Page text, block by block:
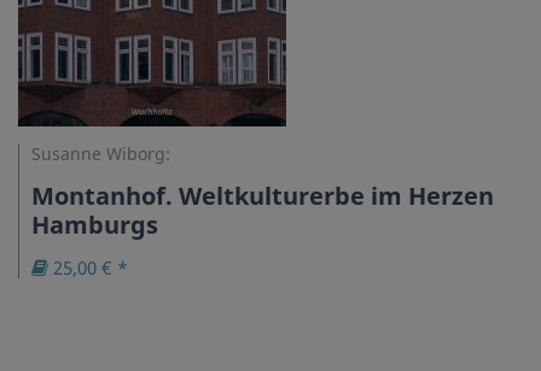
Susanne Wiborg:
Montanhof. Weltkulturerbe im Herzen
Hamburgs
25,00 € *